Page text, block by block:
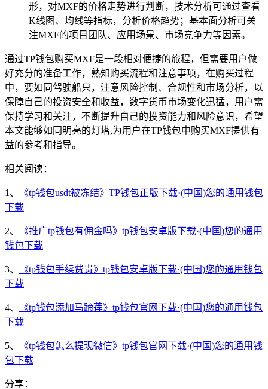
形，对MXF的价格走势进行判断，技术分析可通过查看
K线图、均线等指标，分析价格趋势；基本面分析可关
注MXF的项目团队、应用场景、市场竞争力等因素。
通过TP钱包购买MXF是一段相对便捷的旅程，但需要用户做
好充分的准备工作，熟知购买流程和注意事项，在购买过程
中，要如同驾驶船只，注意风险控制、合规性和市场分析，以
保障自己的投资安全和收益，数字货币市场变化迅猛，用户需
保持学习和关注，不断提升自己的投资能力和风险意识，希望
本文能够如同明亮的灯塔,为用户在TP钱包中购买MXF提供有
益的参考和指导。
相关阅读：
1、
《tp钱包usdt被冻结》TP钱包正版下载·(中国)您的通用钱包
下载
2、
《推广tp钱包有佣金吗》tp钱包安卓版下载·(中国)您的通用
钱包下载
3、
《tp钱包手续费贵》tp钱包安卓版下载·(中国)您的通用钱包
下载
4、
《tp钱包添加马蹄莲》tp钱包官网下载·(中国)您的通用钱包
下载
5、
《tp钱包怎么提现微信》tp钱包官网下载·(中国)您的通用钱
包下载
分享：